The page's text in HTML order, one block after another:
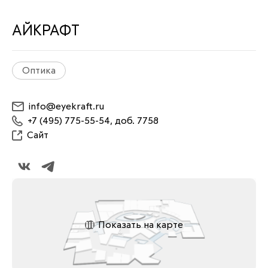
АЙКРАФТ
Оптика
info@eyekraft.ru
+7 (495) 775-55-54, доб. 7758
Сайт
Показать на карте